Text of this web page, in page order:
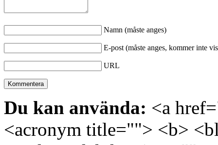
Namn (måste anges)
E-post (måste anges, kommer inte
URL
Du kan använda: <a
<acronym title=""> <b>